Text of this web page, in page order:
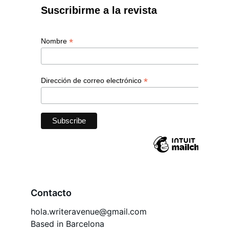
Contacto
hola.writeravenue@gmail.com
Based in Barcelona